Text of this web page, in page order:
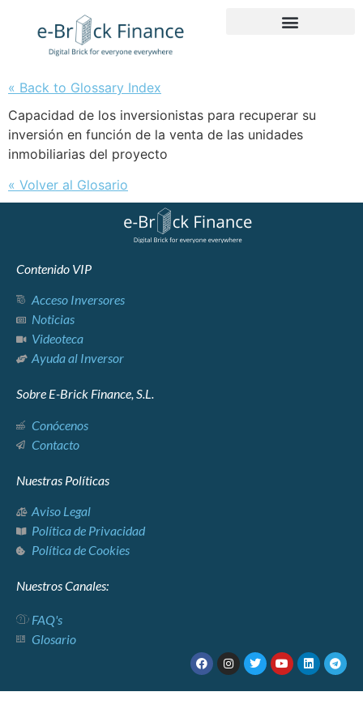
« Back to Glossary Index
Capacidad de los inversionistas para recuperar su
inversión en función de la venta de las unidades
inmobiliarias del proyecto
« Volver al Glosario
Contenido VIP
Acceso Inversores
Noticias
Videoteca
Ayuda al Inversor
Sobre E-Brick Finance, S.L.
Conócenos
Contacto
Nuestras Políticas
Aviso Legal
Política de Privacidad
Política de Cookies
Nuestros Canales:
FAQ's
Glosario